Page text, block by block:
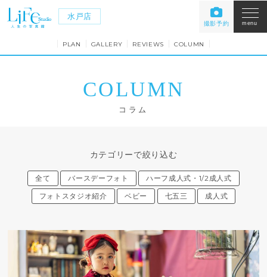
水戸店
撮影予約 menu
PLAN GALLERY REVIEWS COLUMN
COLUMN
コラム
カテゴリーで絞り込む
全て バースデーフォト
ハーフ成人式・1/2成人式
フォトスタジオ紹介
ベビー 七五三 成人式